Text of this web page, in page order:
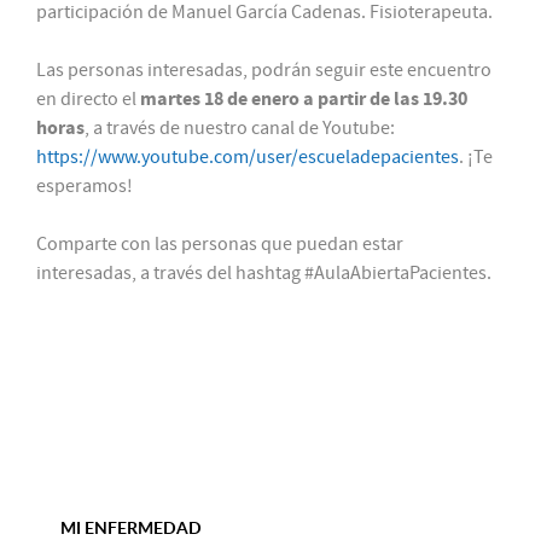
participación de Manuel García Cadenas. Fisioterapeuta.
Las personas interesadas, podrán seguir este encuentro
en directo el martes 18 de enero a partir de las 19.30
horas, a través de nuestro canal de Youtube:
https://www.youtube.com/user/escueladepacientes. ¡Te
esperamos!
Comparte con las personas que puedan estar
interesadas, a través del hashtag #AulaAbiertaPacientes.
MI ENFERMEDAD